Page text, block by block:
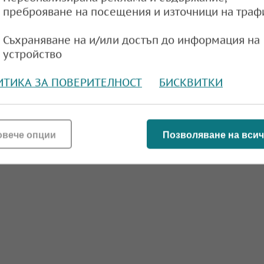
Брентът е на най-ниското си ниво
насам
преброяване на посещения и източници на
Съхраняване на и/или достъп до информация на
устройство
ЗА ПОВЕРИТЕЛНОСТ БИСКВИТКИ
Позволяване на
опции